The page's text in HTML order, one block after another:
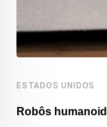
ESTADOS UNIDOS
Robôs